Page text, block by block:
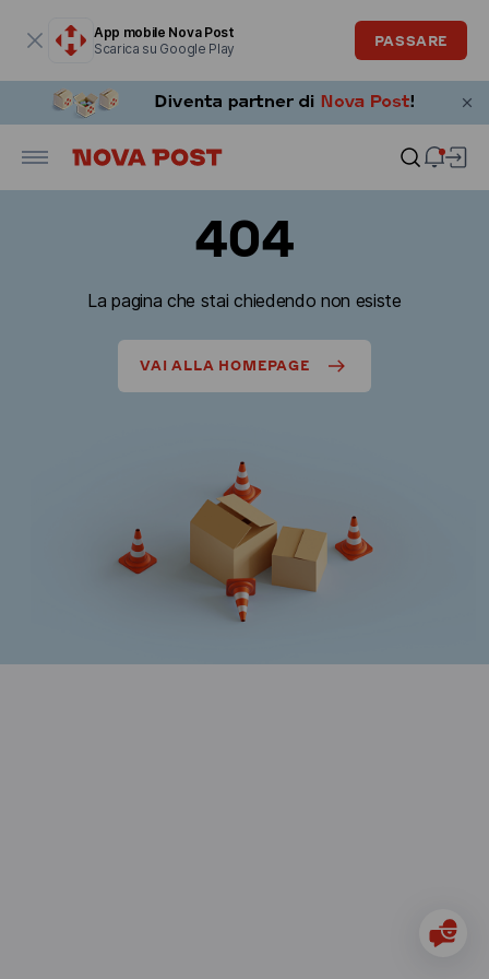
App mobile Nova Post
Scarica su Google Play
PASSARE
404
La pagina che stai chiedendo non esiste
VAI ALLA HOMEPAGE